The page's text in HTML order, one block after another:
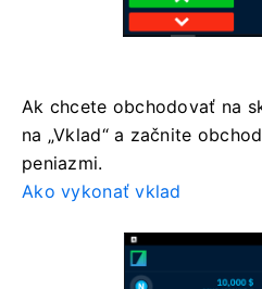
Ak chcete obchodovať na
na „Vklad“ a začnite
peniazmi.
Ako vykonať vklad